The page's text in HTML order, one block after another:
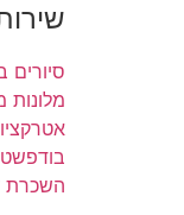
סיורים
מלונות
השכרת